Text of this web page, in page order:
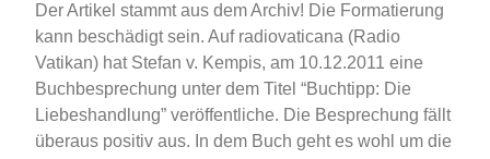
Der Artikel stammt aus dem Archiv! Die Formatierung
kann beschädigt sein. Auf radiovaticana (Radio
Vatikan) hat Stefan v. Kempis, am 10.12.2011 eine
Buchbesprechung unter dem Titel “Buchtipp: Die
Liebeshandlung” veröffentliche. Die Besprechung fällt
überaus positiv aus. In dem Buch geht es wohl um die